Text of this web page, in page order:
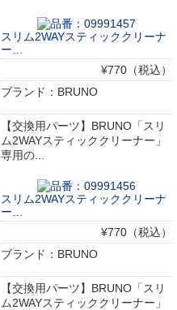
スリム2WAYスティッククリーナ
ー…
¥770（税込）
ブランド：BRUNO
【交換用パーツ】BRUNO「スリ
ム2WAYスティッククリーナー」
専用の...
スリム2WAYスティッククリーナ
ー…
¥770（税込）
ブランド：BRUNO
【交換用パーツ】BRUNO「スリ
ム2WAYスティッククリーナー」